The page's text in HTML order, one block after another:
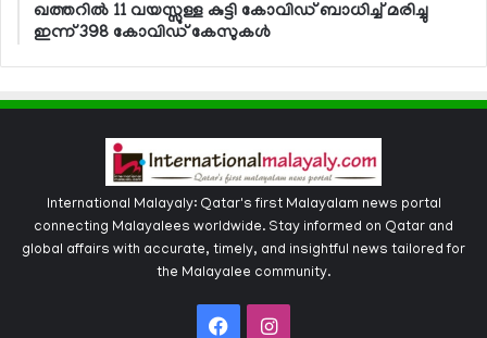
ഖത്തറില്‍ 11 വയസ്സുള്ള കുട്ടി കോവിഡ് ബാധിച്ച് മരിച്ചു
ഇന്ന് 398 കോവിഡ് കേസുകള്‍
International Malayaly: Qatar's first Malayalam news portal
connecting Malayalees worldwide. Stay informed on Qatar and
global affairs with accurate, timely, and insightful news tailored for
the Malayalee community.
FacebookInstagram